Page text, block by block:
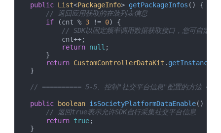
public List<PackageInfo> getPackageInfos ( ) {
// 返回应用获取的在装列表信息
if (cnt % 3 != 0) {
// SDK以固定频率调用数据获取接口，您可自定规
            cnt++;
return null ;
        }
return CustomControllerDataKit . getInstance
    }
// ========== 5-5、控制"社交平台信息"配置的方法
public boolean isSocietyPlatformDataEnable( ) {
// 返回true表示允许SDK自行采集社交平台信息
return true;
    }